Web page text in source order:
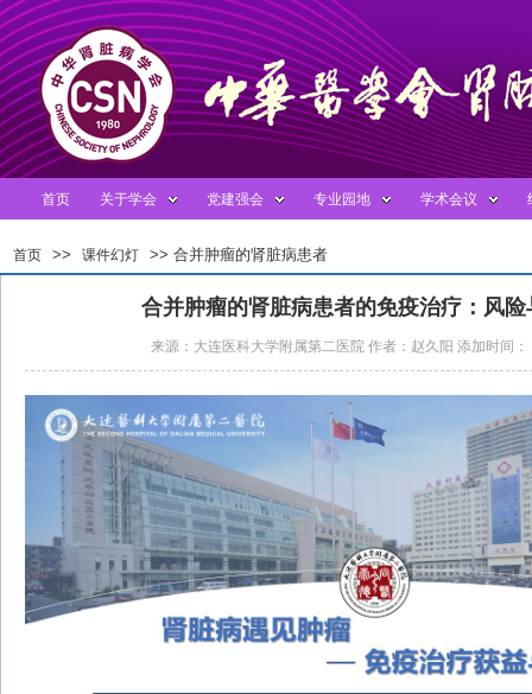
首页 关于学会 党建强会 专业园地 学术会议
首页 >> 课件幻灯 >> 合并肿瘤的肾脏病患者
的免疫治疗：风险与获益的平衡合并肿瘤的肾脏病患者的免疫治疗：风
来源：大连医科大学附属第二医院 作者：赵久阳 添加时间